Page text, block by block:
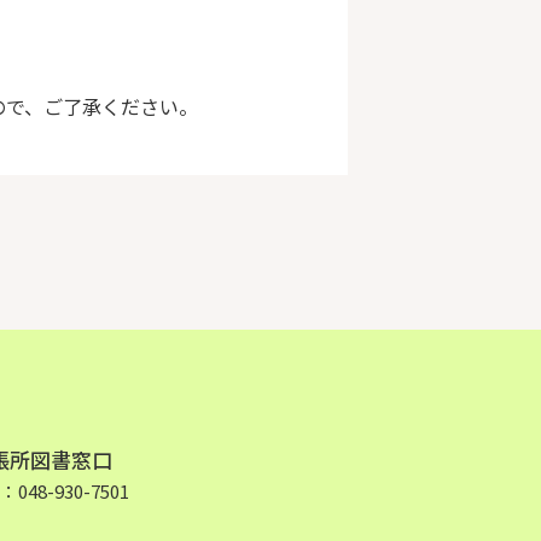
、ご了承ください。
所図書窓口
048-930-7501